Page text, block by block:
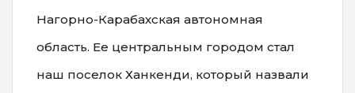
Нагорно-Карабахская автономная
область. Ее центральным городом стал
наш поселок Ханкенди, который назвали